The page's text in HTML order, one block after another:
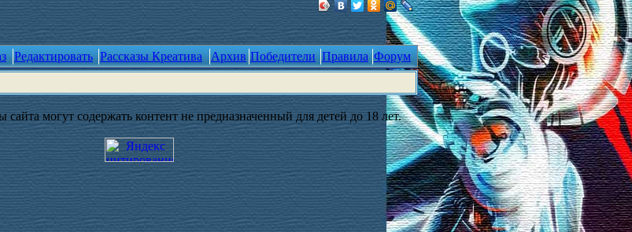
Редактировать Рассказы Креатива Архив Победители Правила Форум
могут содержать контент не предназначенный для детей до 18 лет.